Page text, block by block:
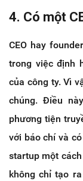
4. Có một
CEO hay
trong việc định
của công ty. Vì
chúng. Điều
phương tiện
với báo chí và
startup một
không chỉ tạo